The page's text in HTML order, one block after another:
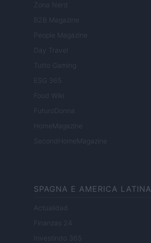
Zona Nerd
B2B Magazine
People Magazine
Day Travel
Tutto Gaming
ESG 365
Food Wiki
FuturoDonna
HomeMagazine
SecondHomeMagazine
SPAGNA E AMERICA LATINA
Actualidad
Finanzas 24
Investindo 365